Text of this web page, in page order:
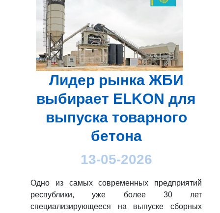
Лидер рынка ЖБИ
выбирает ELKON для
выпуска товарного
бетона
13-05-2026
Одно из самых современных предприятий
республики, уже более 30 лет
специализирующееся на выпуске сборных